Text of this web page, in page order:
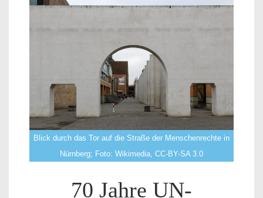
Blick durch das Tor auf die Straße der Menschenrechte in
Nürnberg; Foto: Wikimedia, CC-BY-SA 3.0
70 Jahre UN-